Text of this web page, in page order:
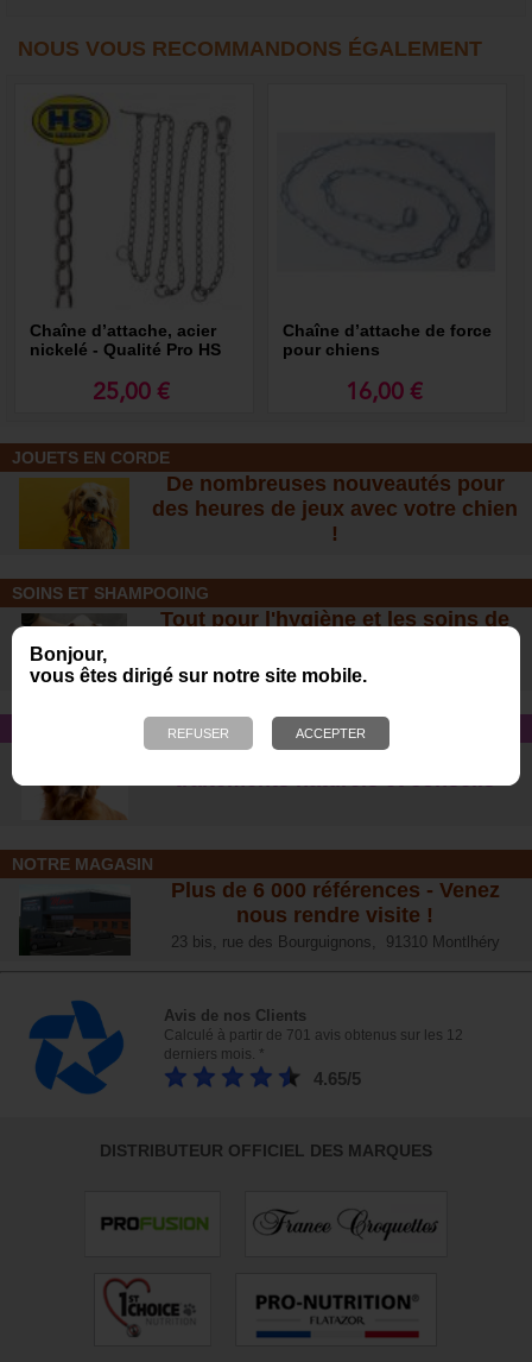
Bonjour,
vous êtes dirigé sur notre site mobile.
NOUS VOUS RECOMMANDONS ÉGALEMENT
Chaîne d’attache, acier
nickelé - Qualité Pro HS
25,00 €
Chaîne d’attache de force
pour chiens
16,00 €
JOUETS EN CORDE
De nombreuses nouveautés pour
des heures de jeux avec votre chien
!
SOINS ET SHAMPOOING
Tout pour l'hygiène et les soins de
L’arthrose chez le chien :
traitements naturels et conseils
NOTRE MAGASIN
Plus de 6 000 références - Venez
nous rendre visite !
23 bis, rue des Bourguignons, 91310 Montlhéry
Avis de nos Clients
Calculé à partir de 701 avis obtenus sur les 12
derniers mois. *
4.65/5
DISTRIBUTEUR OFFICIEL DES MARQUES